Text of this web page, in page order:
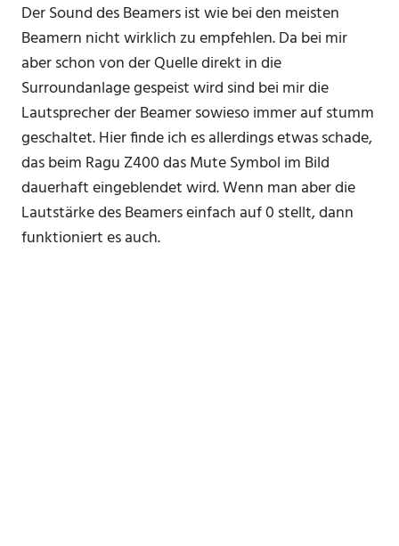
Der Sound des Beamers ist wie bei den meisten
Beamern nicht wirklich zu empfehlen. Da bei mir
aber schon von der Quelle direkt in die
Surroundanlage gespeist wird sind bei mir die
Lautsprecher der Beamer sowieso immer auf stumm
geschaltet. Hier finde ich es allerdings etwas schade,
das beim Ragu Z400 das Mute Symbol im Bild
dauerhaft eingeblendet wird. Wenn man aber die
Lautstärke des Beamers einfach auf 0 stellt, dann
funktioniert es auch.